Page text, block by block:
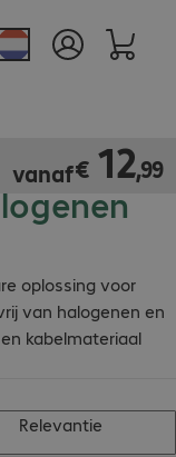
FTP
oplossing voor
van halogenen en
kabelmateriaal
vanaf€ 12,99
€ 12,99
Relevantie